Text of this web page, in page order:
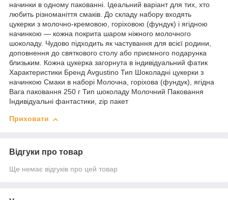
начинки в одному пакованні. Ідеальний варіант для тих, хто
любить різноманіття смаків. До складу набору входять
цукерки з молочно-кремовою, горіховою (фундук) і ягідною
начинкою — кожна покрита шаром ніжного молочного
шоколаду. Чудово підходить як частування для всієї родини,
доповнення до святкового столу або приємного подарунка
близьким. Кожна цукерка загорнута в індивідуальний фатик
Характеристики Бренд Avgustino Тип Шоколадні цукерки з
начинкою Смаки в наборі Молочна, горіхова (фундук), ягідна
Вага паковання 250 г Тип шоколаду Молочний Паковання
Індивідуальні фантастики, zip пакет
Приховати
Відгуки про товар
Ще немає відгуків про цей товар